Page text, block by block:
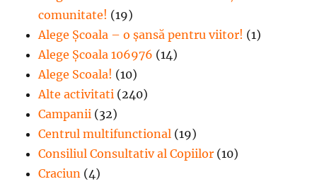
comunitate! (19)
Alege Şcoala – o şansă pentru viitor! (1)
Alege Școala 106976 (14)
Alege Scoala! (10)
Alte activitati (240)
Campanii (32)
Centrul multifunctional (19)
Consiliul Consultativ al Copiilor (10)
Craciun (4)